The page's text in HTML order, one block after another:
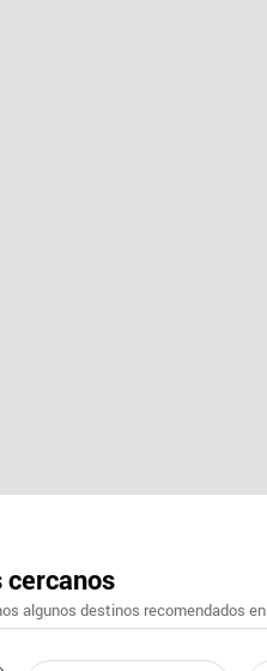
cercanos
algunos destinos recomendados